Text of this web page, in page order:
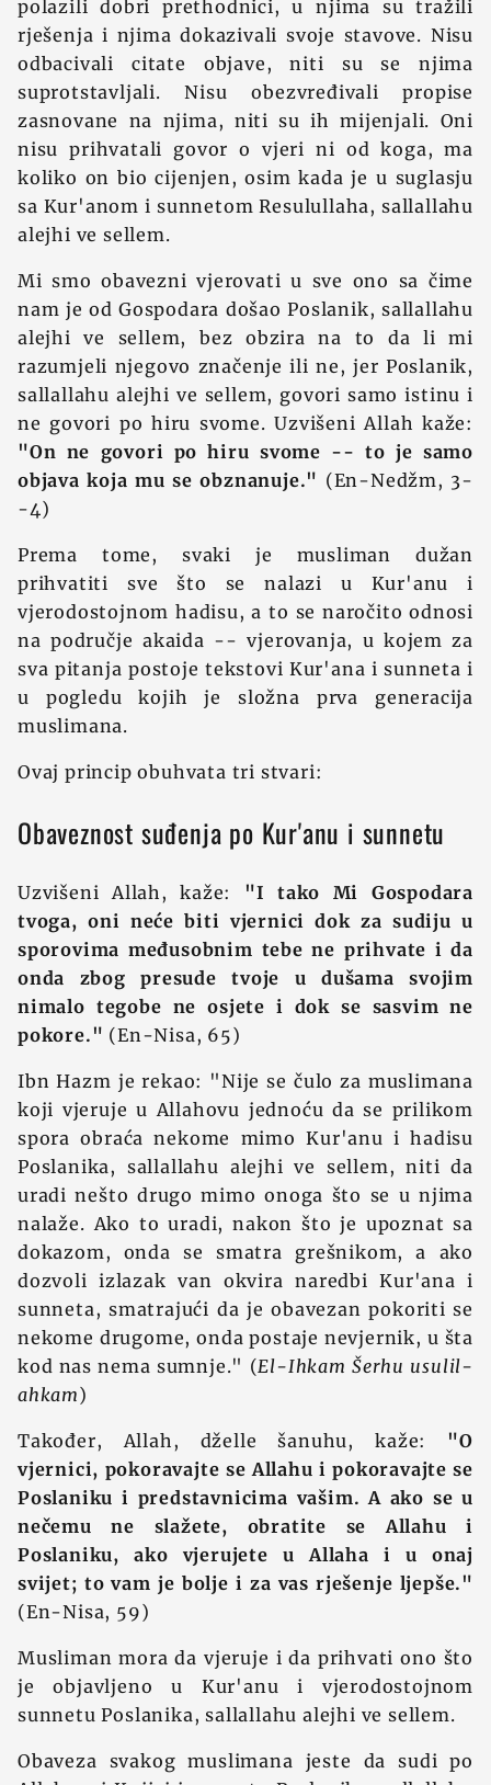
polazili dobri prethodnici, u njima su tražili
rješenja i njima dokazivali svoje stavove. Nisu
odbacivali citate objave, niti su se njima
suprotstavljali. Nisu obezvređivali propise
zasnovane na njima, niti su ih mijenjali. Oni
nisu prihvatali govor o vjeri ni od koga, ma
koliko on bio cijenjen, osim kada je u suglasju
sa Kur'anom i sunnetom Resulullaha, sallallahu
alejhi ve sellem.
Mi smo obavezni vjerovati u sve ono sa čime
nam je od Gospodara došao Poslanik, sallallahu
alejhi ve sellem, bez obzira na to da li mi
razumjeli njegovo značenje ili ne, jer Poslanik,
sallallahu alejhi ve sellem, govori samo istinu i
ne govori po hiru svome. Uzvišeni Allah kaže:
"On ne govori po hiru svome -- to je samo
objava koja mu se obznanuje." (En-Nedžm, 3-
-4)
Prema tome, svaki je musliman dužan
prihvatiti sve što se nalazi u Kur'anu i
vjerodostojnom hadisu, a to se naročito odnosi
na područje akaida -- vjerovanja, u kojem za
sva pitanja postoje tekstovi Kur'ana i sunneta i
u pogledu kojih je složna prva generacija
muslimana.
Ovaj princip obuhvata tri stvari:
Obaveznost suđenja po Kur'anu i sunnetu
Uzvišeni Allah, kaže: "I tako Mi Gospodara
tvoga, oni neće biti vjernici dok za sudiju u
sporovima međusobnim tebe ne prihvate i da
onda zbog presude tvoje u dušama svojim
nimalo tegobe ne osjete i dok se sasvim ne
pokore." (En-Nisa, 65)
Ibn Hazm je rekao: "Nije se čulo za muslimana
koji vjeruje u Allahovu jednoću da se prilikom
spora obraća nekome mimo Kur'anu i hadisu
Poslanika, sallallahu alejhi ve sellem, niti da
uradi nešto drugo mimo onoga što se u njima
nalaže. Ako to uradi, nakon što je upoznat sa
dokazom, onda se smatra grešnikom, a ako
dozvoli izlazak van okvira naredbi Kur'ana i
sunneta, smatrajući da je obavezan pokoriti se
nekome drugome, onda postaje nevjernik, u šta
kod nas nema sumnje." (El-Ihkam Šerhu usulil-
ahkam)
Također, Allah, dželle šanuhu, kaže: "O
vjernici, pokoravajte se Allahu i pokoravajte se
Poslaniku i predstavnicima vašim. A ako se u
nečemu ne slažete, obratite se Allahu i
Poslaniku, ako vjerujete u Allaha i u onaj
svijet; to vam je bolje i za vas rješenje ljepše."
(En-Nisa, 59)
Musliman mora da vjeruje i da prihvati ono što
je objavljeno u Kur'anu i vjerodostojnom
sunnetu Poslanika, sallallahu alejhi ve sellem.
Obaveza svakog muslimana jeste da sudi po